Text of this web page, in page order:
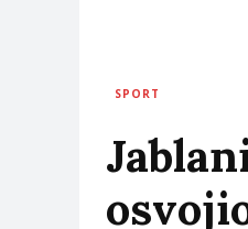
SPORT